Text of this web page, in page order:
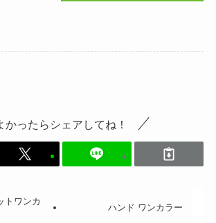
かったらシェアしてね！
トワンカ
ハンド ワンカラー